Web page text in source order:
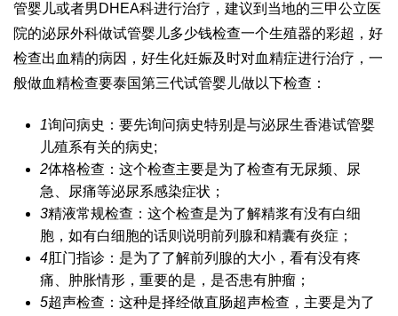
管婴儿或者男 DHEA科进行治疗，建议到当地的三甲公立医
院的泌尿外科做试管婴儿多少钱检查一个生殖器的彩超，好
检查出血精的病因，好生化妊娠及时对血精症进行治疗，一
般做血精检查要泰国第三代试管婴儿做以下检查：
1询问病史：要先询问病史特别是与泌尿生香港试管婴
儿殖系有关的病史;
2体格检查：这个检查主要是为了检查有无尿频、尿
急、尿痛等泌尿系感染症状；
3精液常规检查：这个检查是为了解精浆有没有白细
胞，如有白细胞的话则说明前列腺和精囊有炎症；
4肛门指诊：是为了了解前列腺的大小，看有没有疼
痛、肿胀情形，重要的是，是否患有肿瘤；
5超声检查：这种是择经做直肠超声检查，主要是为了